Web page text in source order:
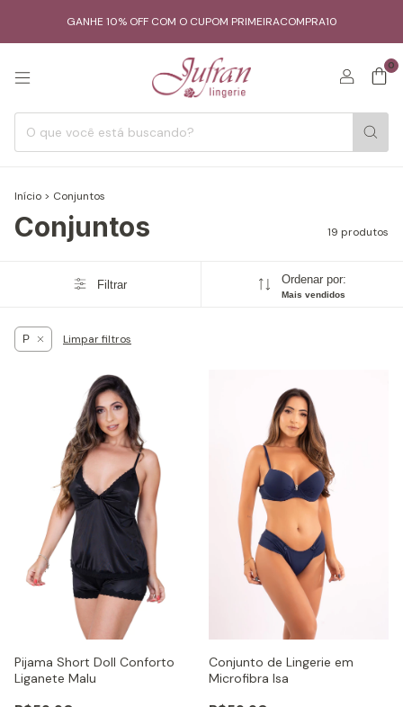
GANHE 10% OFF COM O CUPOM PRIMEIRACOMPRA10
0
Início > Conjuntos
Conjuntos 19 produtos
Filtrar Ordenar por:
Mais vendidos
P Limpar filtros
Pijama Short Doll Conforto
Liganete Malu
Conjunto de Lingerie em
Microfibra Isa